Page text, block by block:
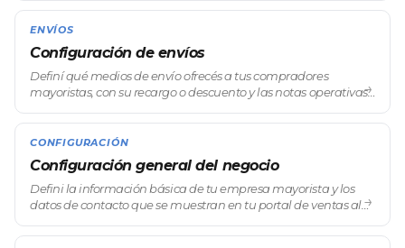
ENVÍOS
Configuración de envíos
Definí qué medios de envío ofrecés a tus compradores
mayoristas, con su recargo o descuento y las notas operativas
Configuración → Pagos y En
→
CONFIGURACIÓN
Configuración general del negocio
Defini la información básica de tu empresa mayorista y los
datos de contacto que se muestran en tu portal de ventas al →